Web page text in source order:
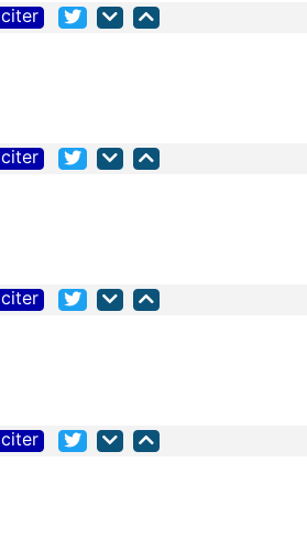
citer
citer
citer
citer